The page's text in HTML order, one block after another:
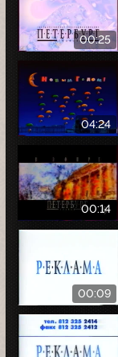
00:25
04:24
00:14
00:09